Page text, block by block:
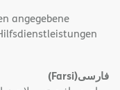
angegebene
فارسی(Farsi)